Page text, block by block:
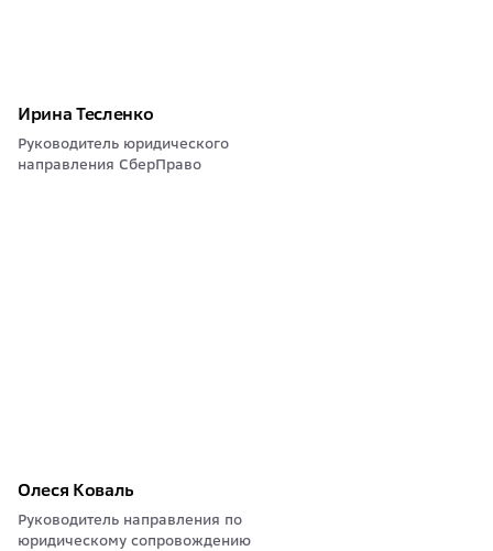
Ирина Тесленко
Руководитель юридического
направления СберПраво
Олеся Коваль
Руководитель направления по
юридическому сопровождению